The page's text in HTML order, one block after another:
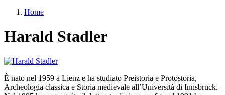
Home
Harald Stadler
È nato nel 1959 a Lienz e ha studiato Preistoria e Protostoria,
Archeologia classica e Storia medievale all’Università di Innsbruck.